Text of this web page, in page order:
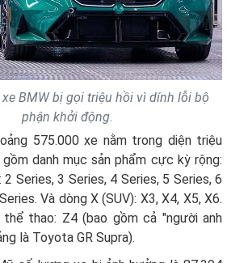
BMW bị gọi triệu hồi vì dính lỗi bộ
phận khởi động.
575.000 xe nằm trong diện triệu
gồm danh mục sản phẩm cực kỳ rộng:
2 Series, 3 Series, 4 Series, 5 Series, 6
Và dòng X (SUV): X3, X4, X5, X6.
thao: Z4 (bao gồm cả "người anh
là Toyota GR Supra).